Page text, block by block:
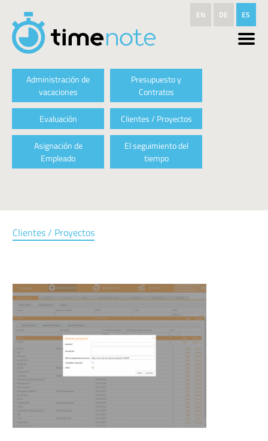
EN DE ES
Administración de
vacaciones
Presupuesto y
Contratos
Evaluación Clientes / Proyectos
Asignación de
Empleado
El seguimiento del
tiempo
Clientes / Proyectos